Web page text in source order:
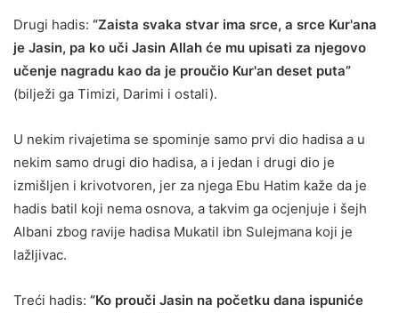
Drugi hadis: “Zaista svaka stvar ima srce, a srce Kur'ana
je Jasin, pa ko uči Jasin Allah će mu upisati za njegovo
učenje nagradu kao da je proučio Kur'an deset puta”
(bilježi ga Timizi, Darimi i ostali).
U nekim rivajetima se spominje samo prvi dio hadisa a u
nekim samo drugi dio hadisa, a i jedan i drugi dio je
izmišljen i krivotvoren, jer za njega Ebu Hatim kaže da je
hadis batil koji nema osnova, a takvim ga ocjenjuje i šejh
Albani zbog ravije hadisa Mukatil ibn Sulejmana koji je
lažljivac.
Treći hadis: “Ko prouči Jasin na početku dana ispuniće